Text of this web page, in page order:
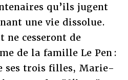
qu’ils jugent
une vie dissolue.
ne cesseront de
de la famille Le Pen :
ses trois filles, Marie-